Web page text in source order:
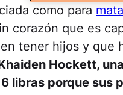
como para
corazón que es
tener hijos y que
Hockett,
libras porque sus